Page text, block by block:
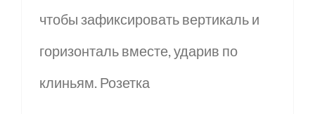
чтобы зафиксировать вертикаль и
горизонталь вместе, ударив по
клиньям. Розетка